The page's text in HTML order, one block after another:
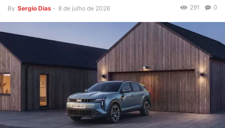
By Sergio Dias - 8 de julho de 2026 0
291